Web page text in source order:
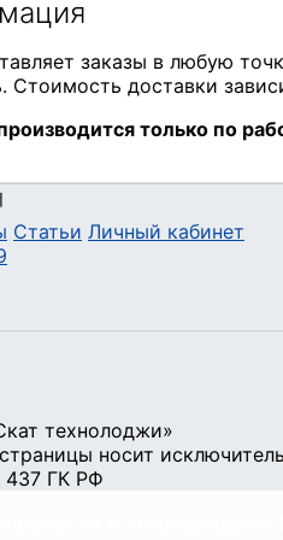
Статьи Личный кабинет
технолоджи»
носит
437 ГК РФ